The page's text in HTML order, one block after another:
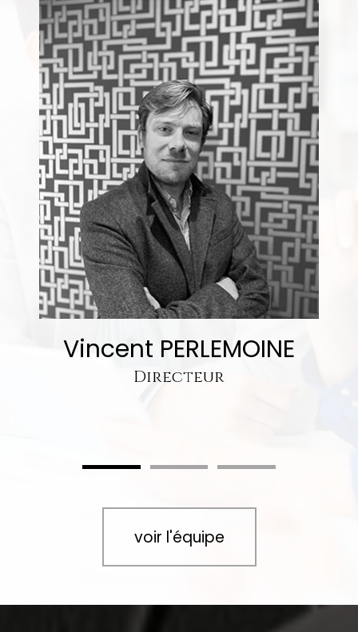
Vincent PERLEMOINE
Directeur
voir l'équipe